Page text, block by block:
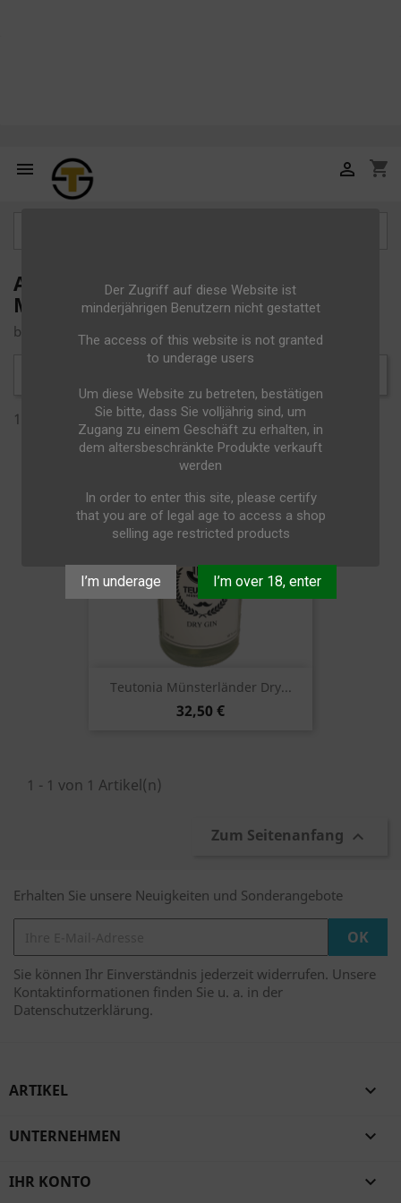
Der Zugriff auf diese Website ist
minderjährigen Benutzern nicht gestattet
The access of this website is not granted
to underage users
Um diese Website zu betreten, bestätigen
Sie bitte, dass Sie volljährig sind, um
Zugang zu einem Geschäft zu erhalten, in
dem altersbeschränkte Produkte verkauft
werden
In order to enter this site, please certify
that you are of legal age to access a shop
selling age restricted products
I’m underage I’m over 18, enter
 shopping_cart

Artikel der Marke Teutonia
Münsterland DRY GIN
by Gravenhorster Spirituosen
1 - 1 von 1 Artikel(n)
Teutonia Münsterländer Dry...
32,50 €
1 - 1 von 1 Artikel(n)
Zum Seitenanfang 
Erhalten Sie unsere Neuigkeiten und Sonderangebote
Sie können Ihr Einverständnis jederzeit widerrufen. Unsere
Kontaktinformationen finden Sie u. a. in der
Datenschutzerklärung.
ARTIKEL 
UNTERNEHMEN 
IHR KONTO 